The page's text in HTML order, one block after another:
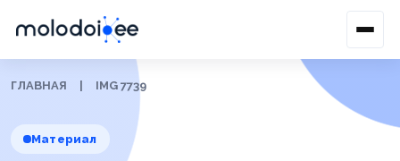
ГЛАВНАЯ IMG 7739
Материал